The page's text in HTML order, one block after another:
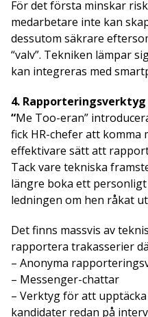
För det första minskar
medarbetare inte kan
dessutom säkrare
“valv”. Tekniken lämpar
kan integreras med
4.
“Me Too-eran”
fick HR-chefer att komma
effektivare sätt att
Tack vare tekniska
längre boka ett
ledningen om hen råkat
Det finns massvis av
rapportera trakasserier
– Anonyma
– Messenger-chattar
– Verktyg för att
kandidater redan på